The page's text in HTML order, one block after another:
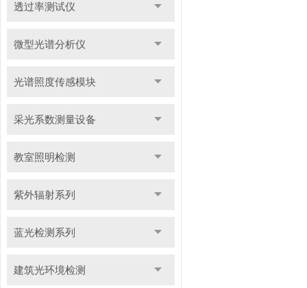
透过率测试仪
微型光谱分析仪
光谱照度传感模块
采光系数测量设备
教室照明检测
紫外辐射系列
蓝光检测系列
建筑光环境检测